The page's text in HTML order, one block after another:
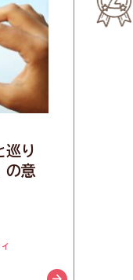
巡り
の意